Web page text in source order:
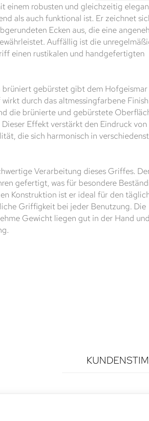
einem robusten und gleichzeitig
als auch funktional ist. Er zeichnet
Ecken aus, die eine
Auffällig ist die
einen rustikalen und handgefertigten
brüniert gebürstet gibt dem
durch das altmessingfarbene Finish
die brünierte und gebürstete
Effekt verstärkt den Eindruck von
die sich harmonisch in
Verarbeitung dieses Griffes.
gefertigt, was für besondere
Konstruktion ist er ideal für den
Griffigkeit bei jeder Benutzung. Die
Gewicht liegen gut in der Hand und